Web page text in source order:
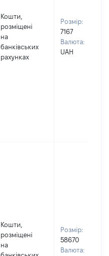
Кошти,
розміщені
на
банківських
рахунках
Розмір:
7167
Валюта:
UAH
Кошти,
розміщені
на
Розмір:
58670
Валюта: